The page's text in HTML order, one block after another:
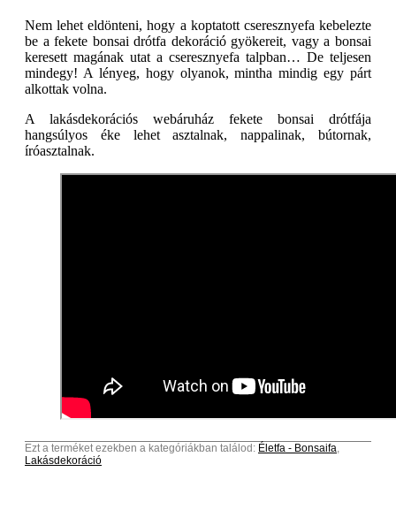
Nem lehet eldönteni, hogy a koptatott cseresznyefa kebelezte
be a fekete bonsai drótfa dekoráció gyökereit, vagy a bonsai
keresett magának utat a cseresznyefa talpban… De teljesen
mindegy! A lényeg, hogy olyanok, mintha mindig egy párt
alkottak volna.
A lakásdekorációs webáruház fekete bonsai drótfája
hangsúlyos éke lehet asztalnak, nappalinak, bútornak,
íróasztalnak.
Ezt a terméket ezekben a kategóriákban találod: Életfa - Bonsaifa,
Lakásdekoráció